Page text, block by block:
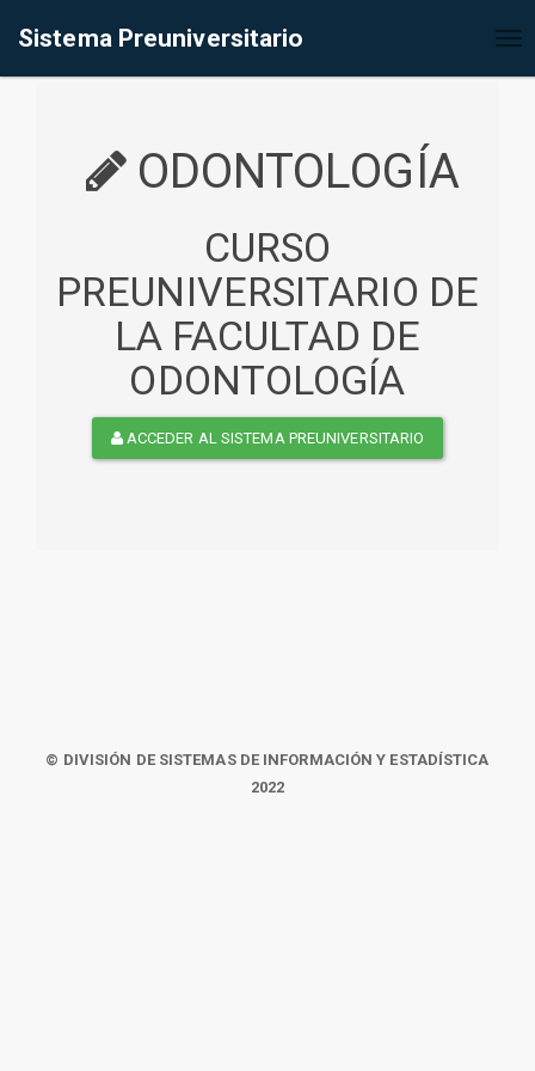
Sistema Preuniversitario
ODONTOLOGÍA
CURSO
PREUNIVERSITARIO DE
LA FACULTAD DE
ODONTOLOGÍA
ACCEDER AL SISTEMA PREUNIVERSITARIO
© DIVISIÓN DE SISTEMAS DE INFORMACIÓN Y ESTADÍSTICA
2022